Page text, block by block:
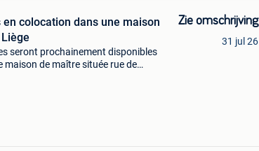
colocation dans une maison
seront prochainement disponibles
maison de maître située rue de
Zie omschrijving
31 jul 26